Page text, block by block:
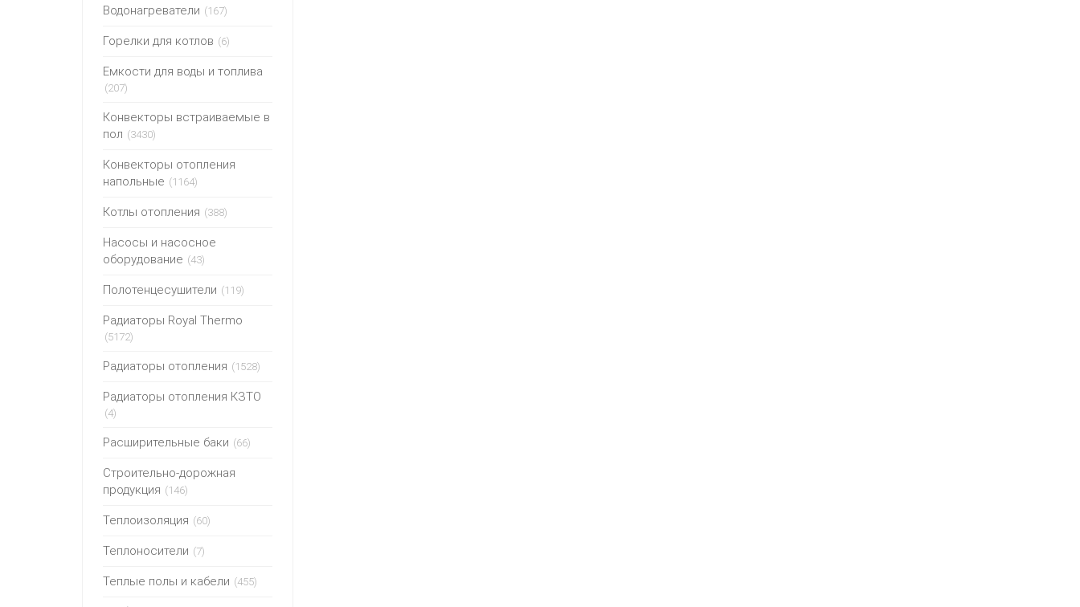
Водонагреватели (167)
Горелки для котлов (6)
Емкости для воды и топлива
(207)
Конвекторы встраиваемые в
пол (3430)
Конвекторы отопления
напольные (1164)
Котлы отопления (388)
Насосы и насосное
оборудование (43)
Полотенцесушители (119)
Радиаторы Royal Thermo
(5172)
Радиаторы отопления (1528)
Радиаторы отопления КЗТО
(4)
Расширительные баки (66)
Строительно-дорожная
продукция (146)
Теплоизоляция (60)
Теплоносители (7)
Теплые полы и кабели (455)